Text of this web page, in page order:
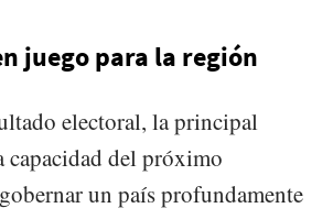
juego para la región
electoral, la principal
capacidad del próximo
un país profundamente